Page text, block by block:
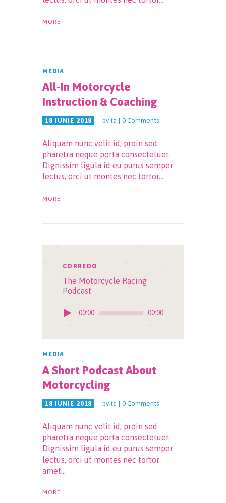
MORE
MEDIA
All-In Motorcycle
Instruction & Coaching
18 IUNIE 2018 by ta 0 Comments
Aliquam nunc velit id, proin sed
pharetra neque porta consectetuer.
Dignissim ligula id eu purus semper
lectus, orci ut montes nec tortor…
MORE
CORREDO
The Motorcycle Racing
Podcast
Player
audio
00:00 00:00
MEDIA
A Short Podcast About
Motorcycling
18 IUNIE 2018 by ta 0 Comments
Aliquam nunc velit id, proin sed
pharetra neque porta consectetuer.
Dignissim ligula id eu purus semper
lectus, orci ut montes nec tortor
amet…
MORE